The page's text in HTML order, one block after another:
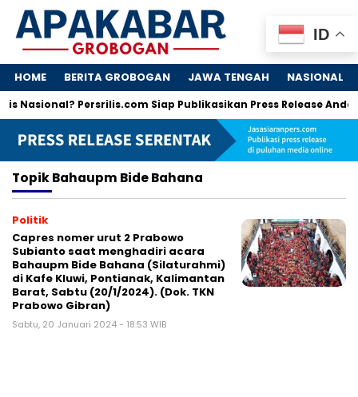
HOME BERITA GROBOGAN JAWA TENGAH NASIONAL
Nasional? Persrilis.com Siap Publikasikan Press Release Anda!
TopikBahaupm Bide Bahana
Politik
Capres nomer urut 2 Prabowo
Subianto saat menghadiri acara
Bahaupm Bide Bahana (Silaturahmi)
di Kafe Kluwi, Pontianak, Kalimantan
Barat, Sabtu (20/1/2024). (Dok. TKN
Prabowo Gibran)
Sabtu, 20 Januari 2024 - 18:53 WIB
ID